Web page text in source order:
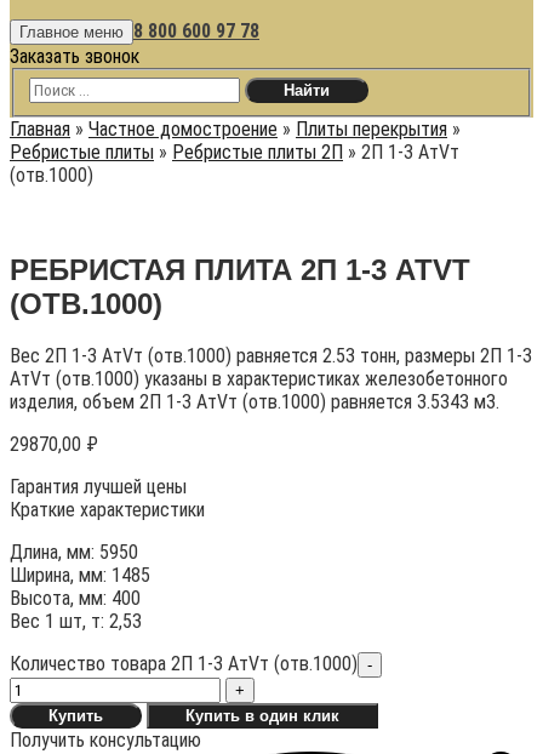
Главное меню 8 800 600 97 78
Заказать звонок
Главная » Частное домостроение » Плиты перекрытия »
Ребристые плиты » Ребристые плиты 2П » 2П 1-3 АтVт
(отв.1000)
РЕБРИСТАЯ ПЛИТА 2П 1-3 АТVТ
(ОТВ.1000)
Вес 2П 1-3 АтVт (отв.1000) равняется 2.53 тонн, размеры 2П 1-3
АтVт (отв.1000) указаны в характеристиках железобетонного
изделия, объем 2П 1-3 АтVт (отв.1000) равняется 3.5343 м3.
29870,00 ₽
Гарантия лучшей цены
Краткие характеристики
Длина, мм: 5950
Ширина, мм: 1485
Высота, мм: 400
Вес 1 шт, т: 2,53
Количество товара 2П 1-3 АтVт (отв.1000) -
+
Купить
Купить в один клик
Получить консультацию